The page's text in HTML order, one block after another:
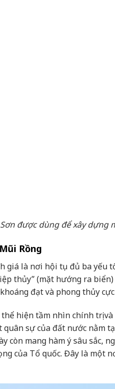
được dùng để xây dựng
Rồng
giá là nơi hội tụ đủ ba yếu
thủy” (mặt hướng ra
đạt và phong thủy
thể hiện tầm nhìn chính trị
sự của đất nước nằm
còn mang hàm ý sâu sắc,
của Tổ quốc. Đây là một